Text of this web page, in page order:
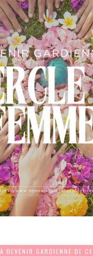
DEVENIR GARDIENNE DE